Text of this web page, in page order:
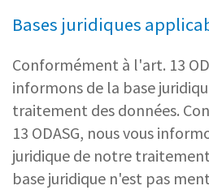
Bases juridiques
Conformément à l'art. 13
informons de la base
traitement des données.
13 ODASG, nous vous
juridique de notre
base juridique n'est pas